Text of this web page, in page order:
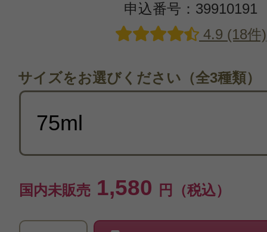
申込番号：39910191
4.9 (18件)
サイズをお選びください（全3種類）
国内未販売 1,580 円（税込）